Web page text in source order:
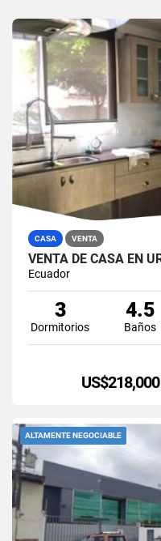
CASA VENTA
Ecuador
3
Dormitorios
4.5
Baños
US$218,000
ALTAMENTE NEGOCIABLE